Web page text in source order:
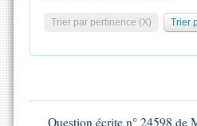
Trier par pertinence (X) Trier
Question écrite n° 24598 de